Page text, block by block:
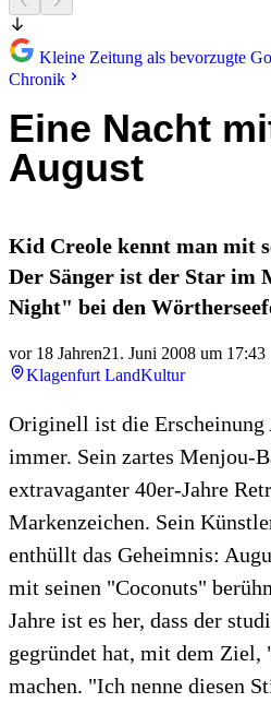
Kleine Zeitung als bevorzugte
Chronik
Eine Nacht
August
Kid Creole kennt man mit
Der Sänger ist der Star im
Night" bei den
vor 18 Jahren21. Juni 2008 um 17:43
Klagenfurt LandKultur
Originell ist die Erscheinung
immer. Sein zartes Menjou-
extravaganter 40er-Jahre
Markenzeichen. Sein
enthüllt das Geheimnis:
mit seinen "Coconuts"
Jahre ist es her, dass der
gegründet hat, mit dem
machen. "Ich nenne diesen